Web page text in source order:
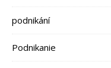
podnikání
Podnikanie